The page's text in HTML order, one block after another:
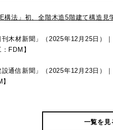
構法」初、全階木造5階建て構造見
刊木材新聞」（2025年12月25日）
FDM】
設通信新聞」（2025年12月23日）
一覧を見